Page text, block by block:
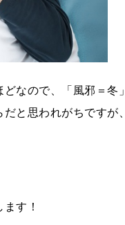
なので、「風邪＝冬」
と思われがちですが、
す！